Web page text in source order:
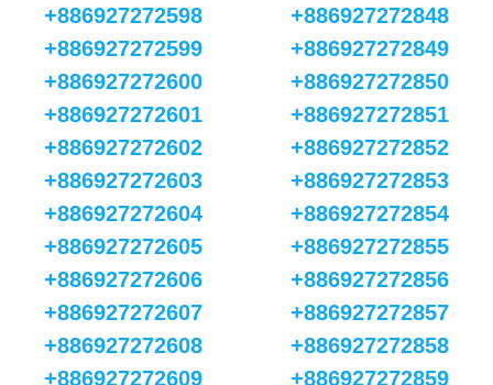
+886927272598
+886927272599
+886927272600
+886927272601
+886927272602
+886927272603
+886927272604
+886927272605
+886927272606
+886927272607
+886927272608
+886927272609
+886927272848
+886927272849
+886927272850
+886927272851
+886927272852
+886927272853
+886927272854
+886927272855
+886927272856
+886927272857
+886927272858
+886927272859